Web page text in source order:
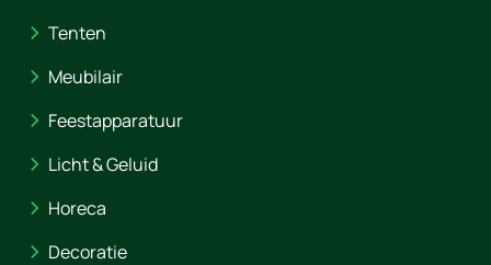
Tenten
Meubilair
Feestapparatuur
Licht & Geluid
Horeca
Decoratie